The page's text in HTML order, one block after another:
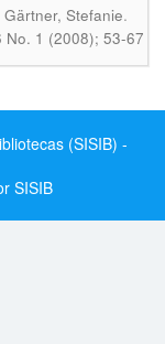
Stefanie.
No. 1 (2008); 53-67
(SISIB) -
SISIB